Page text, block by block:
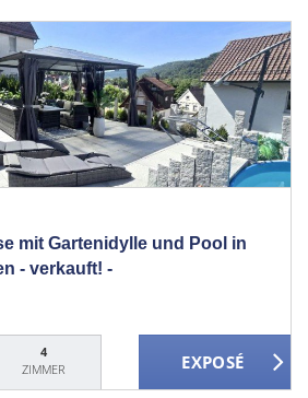
mit Gartenidylle und Pool in
- verkauft! -
4
ZIMMER